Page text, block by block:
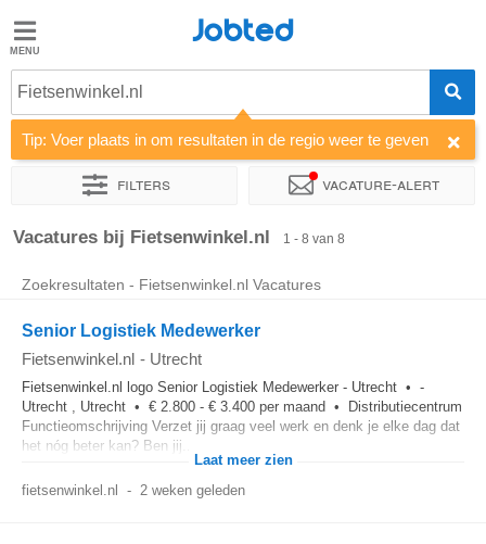
Jobted
Vacatures
Salarissen
Jobted
Fietsenwinkel.nl
Tip: Voer plaats in om resultaten in de regio weer te geven
Filters Vacature-alert
Sorteer op Bedrijf Soort dienstverband
Vacatures bij Fietsenwinkel.nl 1 - 8 van 8
Zoekresultaten - Fietsenwinkel.nl Vacatures
Senior Logistiek Medewerker
Fietsenwinkel.nl - Utrecht
Fietsenwinkel.nl logo Senior Logistiek Medewerker - Utrecht • -
Utrecht , Utrecht • € 2.800 - € 3.400 per maand • Distributiecentrum
Functieomschrijving Verzet jij graag veel werk en denk je elke dag dat
het nóg beter kan? Ben jij...
Laat meer zien
fietsenwinkel.nl - 2 weken geleden